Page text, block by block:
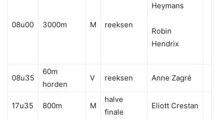
08u00 3000m M reeksen
Heymans
Robin
Hendrix
08u35
60m
horden
V reeksen Anne Zagré
17u35 800m M
halve
finale
Eliott Crestan